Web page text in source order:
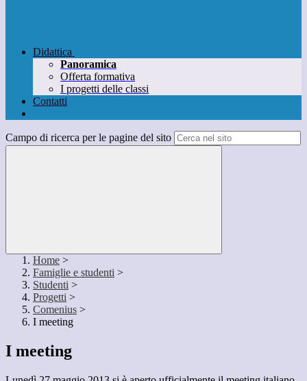
Didattica
Panoramica
Offerta formativa
I progetti delle classi
Contatti
Campo di ricerca per le pagine del sito
Home >
Famiglie e studenti >
Studenti >
Progetti >
Comenius >
I meeting
I meeting